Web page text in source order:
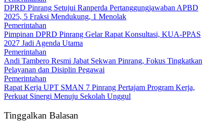
DPRD Pinrang Setujui Ranperda Pertanggungjawaban APBD
2025, 5 Fraksi Mendukung, 1 Menolak
Pemerintahan
Pimpinan DPRD Pinrang Gelar Rapat Konsultasi, KUA-PPAS
2027 Jadi Agenda Utama
Pemerintahan
Andi Tambero Resmi Jabat Sekwan Pinrang, Fokus Tingkatkan
Pelayanan dan Disiplin Pegawai
Pemerintahan
Rapat Kerja UPT SMAN 7 Pinrang Pertajam Program Kerja,
Perkuat Sinergi Menuju Sekolah Unggul
Tinggalkan Balasan